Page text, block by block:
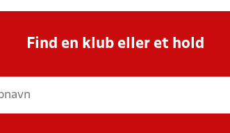
Find en klub eller et hold